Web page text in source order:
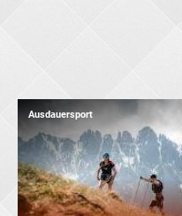
Ausdauersport